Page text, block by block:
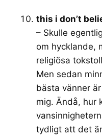
this i don’t
– Skulle
om hycklande,
religiösa
Men sedan
bästa vänner
mig. Ändå, hur
tydligt att det